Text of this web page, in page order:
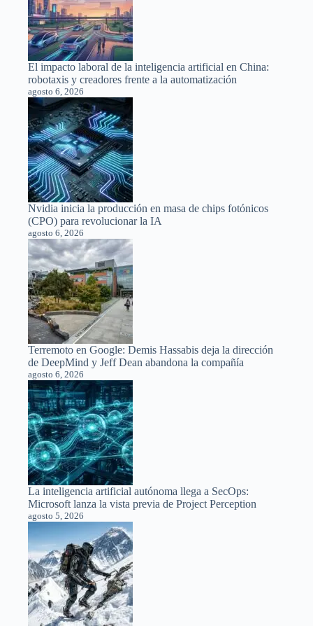
El impacto laboral de la inteligencia artificial en China:
robotaxis y creadores frente a la automatización
agosto 6, 2026
Nvidia inicia la producción en masa de chips fotónicos
(CPO) para revolucionar la IA
agosto 6, 2026
Terremoto en Google: Demis Hassabis deja la dirección
de DeepMind y Jeff Dean abandona la compañía
agosto 6, 2026
La inteligencia artificial autónoma llega a SecOps:
Microsoft lanza la vista previa de Project Perception
agosto 5, 2026